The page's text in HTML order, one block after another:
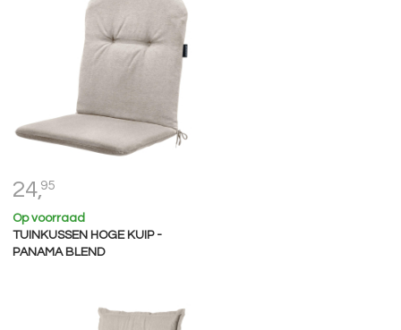
24,95
Op voorraad
TUINKUSSEN HOGE KUIP -
PANAMA BLEND